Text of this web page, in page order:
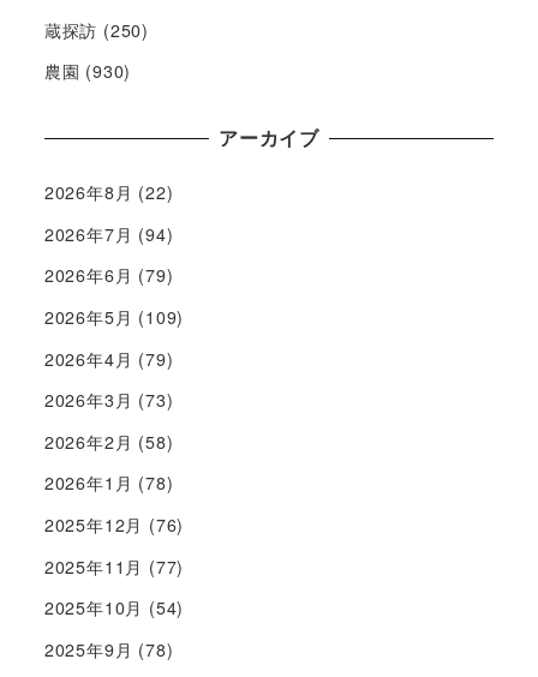
蔵探訪 (250)
農園 (930)
アーカイブ
2026年8月 (22)
2026年7月 (94)
2026年6月 (79)
2026年5月 (109)
2026年4月 (79)
2026年3月 (73)
2026年2月 (58)
2026年1月 (78)
2025年12月 (76)
2025年11月 (77)
2025年10月 (54)
2025年9月 (78)